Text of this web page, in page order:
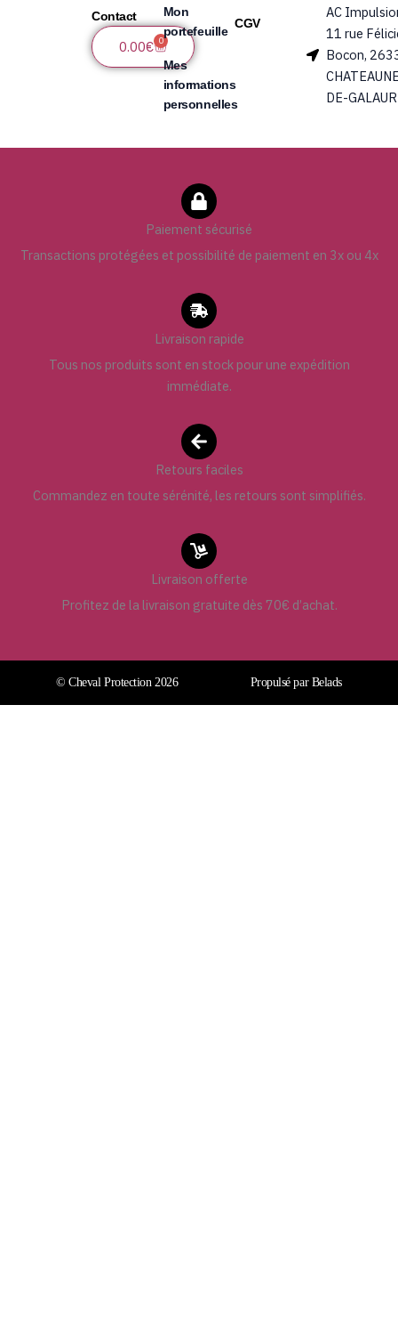
Contact
0.00€ 0
Panier
Mon
portefeuille
Mes
informations
personnelles
CGV
AC
11 rue
Bocon,
DE-
Paiement sécurisé
Transactions protégées et possibilité de paiement en 3x ou 4x
Livraison rapide
Tous nos produits sont en stock pour une expédition
immédiate.
Retours faciles
Commandez en toute sérénité, les retours sont simplifiés.
Livraison offerte
Profitez de la livraison gratuite dès 70€ d’achat.
© Cheval Protection 2026 Propulsé par Belads